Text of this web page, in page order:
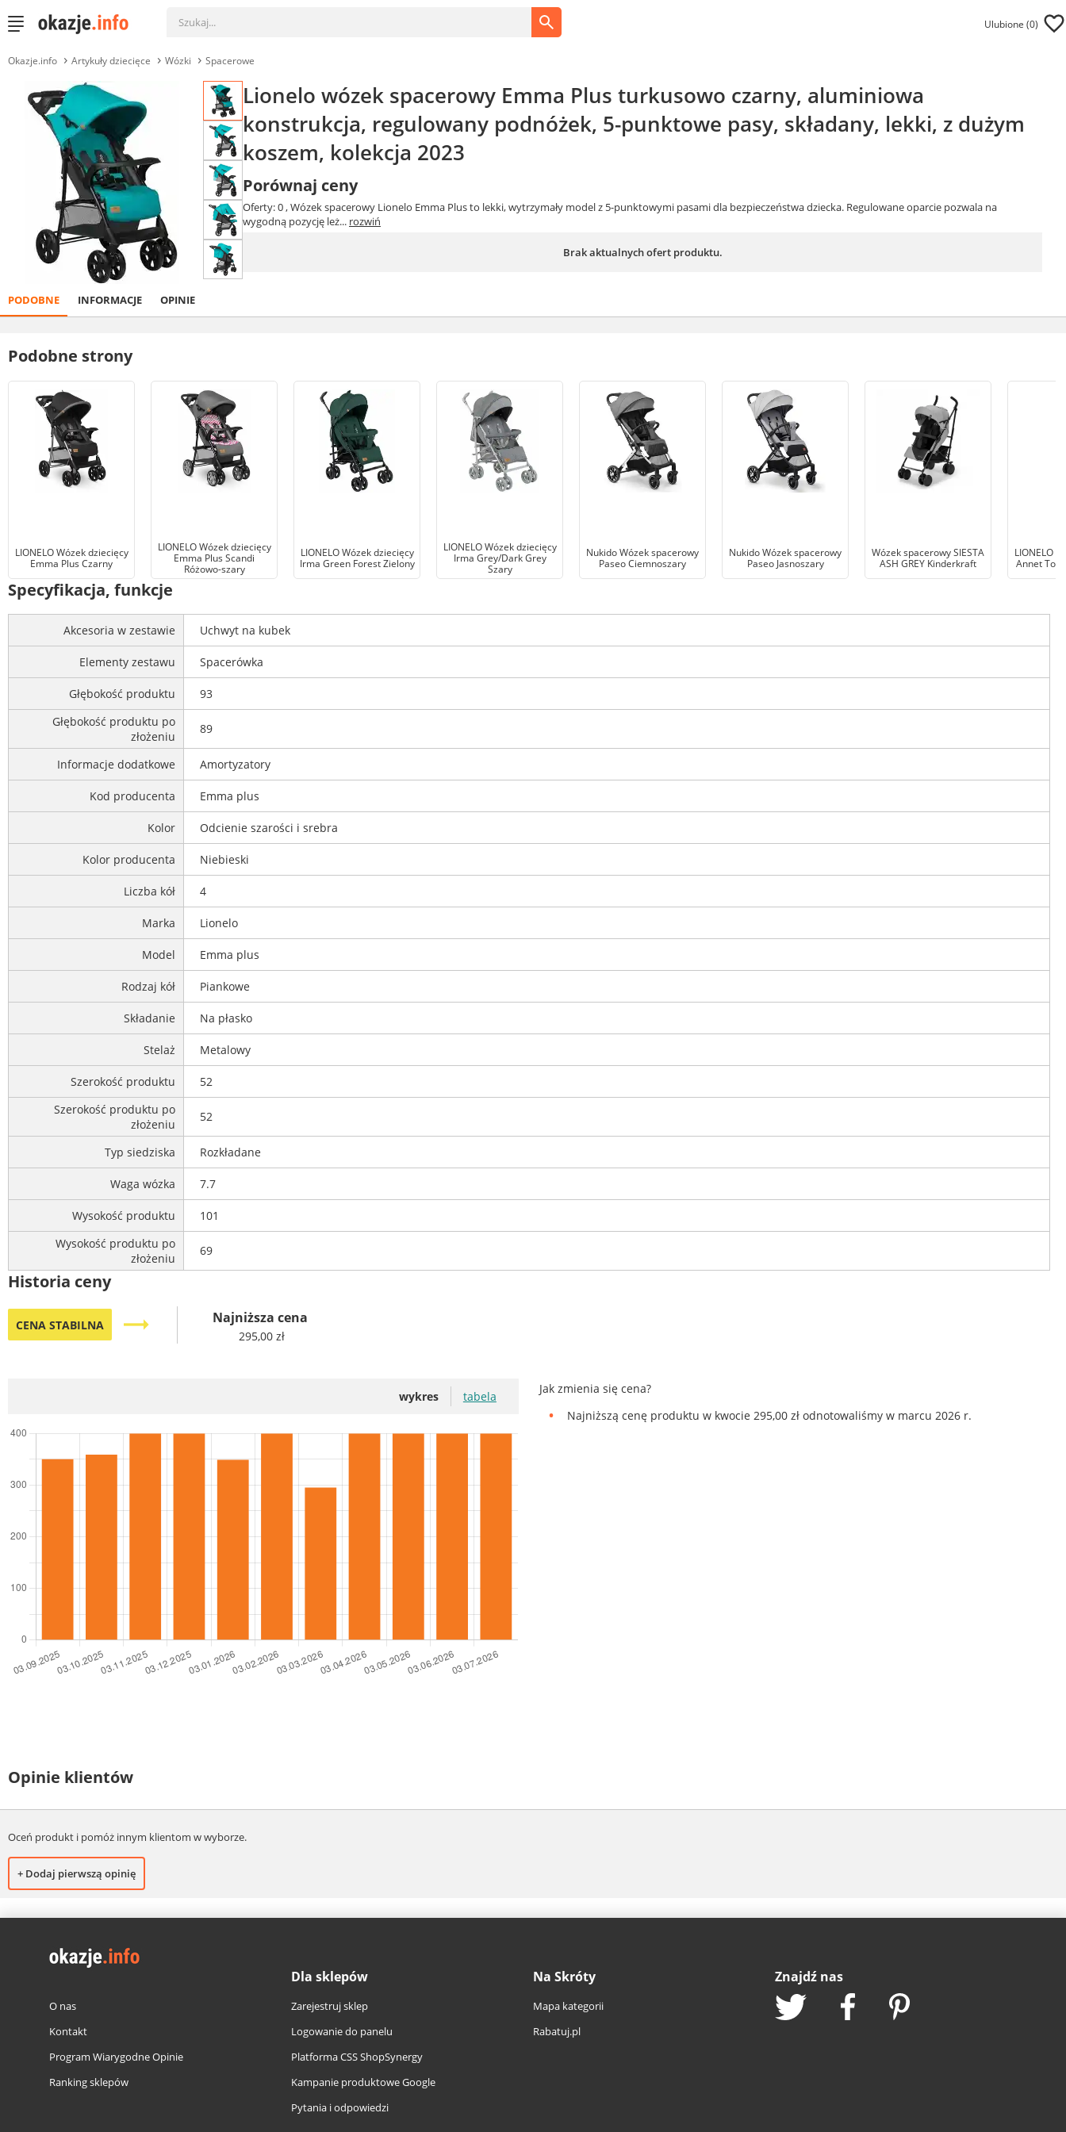
Ulubione (0)
Okazje.info Artykuły dziecięce Wózki Spacerowe
Lionelo wózek spacerowy Emma Plus turkusowo czarny, aluminiowa
konstrukcja, regulowany podnóżek, 5-punktowe pasy, składany, lekki, z dużym
koszem, kolekcja 2023
Porównaj ceny
Oferty: 0, Wózek spacerowy Lionelo Emma Plus to lekki, wytrzymały model z 5-punktowymi pasami dla bezpieczeństwa dziecka. Regulowane oparcie pozwala na
wygodną pozycję leż... rozwiń
Brak aktualnych ofert produktu.
PODOBNE INFORMACJE OPINIE
Podobne strony
LIONELO Wózek dziecięcy
Emma Plus Czarny
LIONELO Wózek dziecięcy
Emma Plus Scandi
Różowo-szary
LIONELO Wózek dziecięcy
Irma Green Forest Zielony
LIONELO Wózek dziecięcy
Irma Grey/Dark Grey
Szary
Nukido Wózek spacerowy
Paseo Ciemnoszary
Nukido Wózek spacerowy
Paseo Jasnoszary
Wózek spacerowy SIESTA
ASH GREY Kinderkraft
LIONELO
Annet
Specyfikacja, funkcje
Akcesoria w zestawie Uchwyt na kubek
Elementy zestawu Spacerówka
Głębokość produktu
93
Głębokość produktu po
złożeniu
89
Informacje dodatkowe Amortyzatory
Kod producenta Emma plus
Kolor Odcienie szarości i srebra
Kolor producenta Niebieski
Liczba kół 4
Marka Lionelo
Model Emma plus
Rodzaj kół Piankowe
Składanie Na płasko
Stelaż Metalowy
Szerokość produktu
52
Szerokość produktu po
złożeniu
52
Typ siedziska Rozkładane
Waga wózka 7.7
Wysokość produktu
101
Wysokość produktu po
złożeniu
69
Historia ceny
CENA STABILNA trending_flat Najniższa cena
295,00 zł
wykres tabela
Jak zmienia się cena?
Najniższą cenę produktu w kwocie 295,00 zł odnotowaliśmy w marcu 2026 r.
Opinie klientów
Oceń produkt i pomóż innym klientom w wyborze.
+ Dodaj pierwszą opinię
O nas
Kontakt
Program Wiarygodne Opinie
Ranking sklepów
Dla sklepów
Zarejestruj sklep
Logowanie do panelu
Platforma CSS ShopSynergy
Kampanie produktowe Google
Pytania i odpowiedzi
Na Skróty
Mapa kategorii
Rabatuj.pl
Znajdź nas